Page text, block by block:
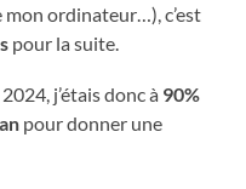
mon ordinateur…), c’est
pour la suite.
j’étais donc à 90%
pour donner une